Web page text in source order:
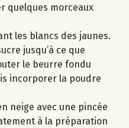
quelques morceaux
les blancs des jaunes.
jusqu’à ce que
le beurre fondu
incorporer la poudre
neige avec une pincée
à la préparation